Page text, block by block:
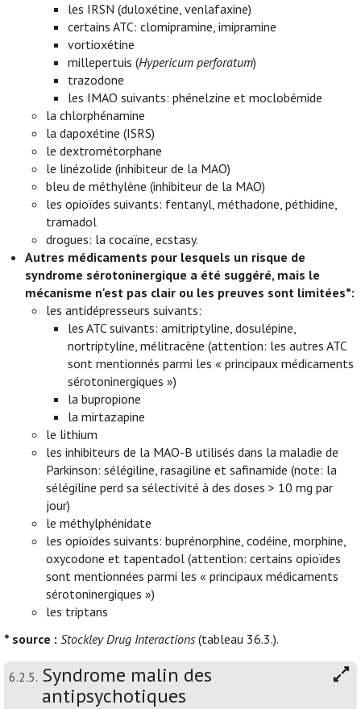
les IRSN (duloxétine, venlafaxine)
certains ATC: clomipramine, imipramine
vortioxétine
millepertuis (Hypericum perforatum)
trazodone
les IMAO suivants: phénelzine et moclobémide
la chlorphénamine
la dapoxétine (ISRS)
le dextrométorphane
le linézolide (inhibiteur de la MAO)
bleu de méthylène (inhibiteur de la MAO)
les opioïdes suivants: fentanyl, méthadone, péthidine,
tramadol
drogues: la cocaïne, ecstasy.
Autres médicaments pour lesquels un risque de
syndrome sérotoninergique a été suggéré, mais le
mécanisme n'est pas clair ou les preuves sont limitées*:
les antidépresseurs suivants:
les ATC suivants: amitriptyline, dosulépine,
nortriptyline, mélitracène (attention: les autres ATC
sont mentionnés parmi les « principaux médicaments
sérotoninergiques »)
la bupropione
la mirtazapine
le lithium
les inhibiteurs de la MAO-B utilisés dans la maladie de
Parkinson: sélégiline, rasagiline et safinamide (note: la
sélégiline perd sa sélectivité à des doses > 10 mg par
jour)
le méthylphénidate
les opioïdes suivants: buprénorphine, codéine, morphine,
oxycodone et tapentadol (attention: certains opioïdes
sont mentionnées parmi les « principaux médicaments
sérotoninergiques »)
les triptans
* source : Stockley Drug Interactions (tableau 36.3.).
6.2.5. Syndrome malin des
antipsychotiques